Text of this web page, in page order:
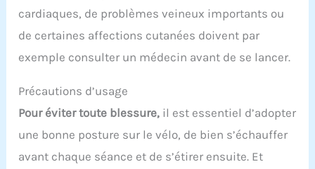
cardiaques, de problèmes veineux importants ou
de certaines affections cutanées doivent par
exemple consulter un médecin avant de se lancer.
Précautions d’usage
Pour éviter toute blessure, il est essentiel d’adopter
une bonne posture sur le vélo, de bien s’échauffer
avant chaque séance et de s’étirer ensuite. Et